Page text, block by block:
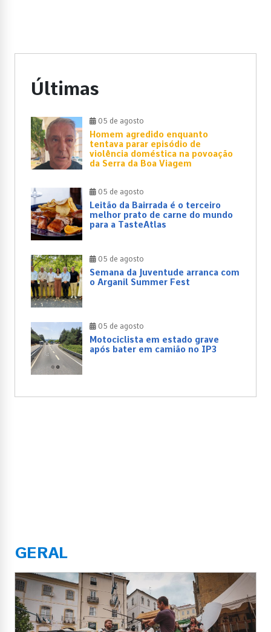
Últimas
05 de agosto
Homem agredido enquanto
tentava parar episódio de
violência doméstica na povoação
da Serra da Boa Viagem
05 de agosto
Leitão da Bairrada é o terceiro
melhor prato de carne do mundo
para a TasteAtlas
05 de agosto
Semana da Juventude arranca com
o Arganil Summer Fest
05 de agosto
Motociclista em estado grave
após bater em camião no IP3
GERAL